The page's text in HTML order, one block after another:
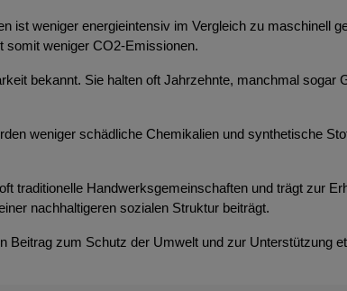
ist weniger energieintensiv im Vergleich zu maschinell
somit weniger CO2-Emissionen.
bekannt. Sie halten oft Jahrzehnte, manchmal sogar
weniger schädliche Chemikalien und synthetische
traditionelle Handwerksgemeinschaften und trägt zur
nachhaltigeren sozialen Struktur beiträgt.
zum Schutz der Umwelt und zur Unterstützung